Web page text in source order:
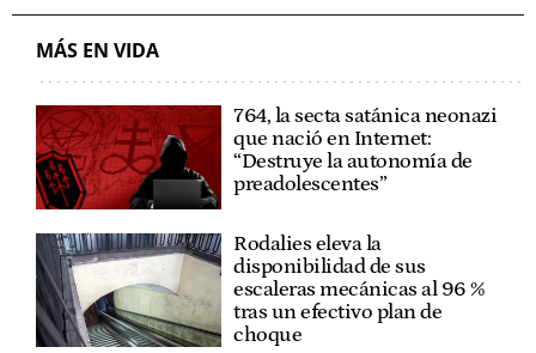
MÁS EN VIDA
764, la secta satánica neonazi
que nació en Internet:
“Destruye la autonomía de
preadolescentes”
Rodalies eleva la
disponibilidad de sus
escaleras mecánicas al 96 %
tras un efectivo plan de
choque